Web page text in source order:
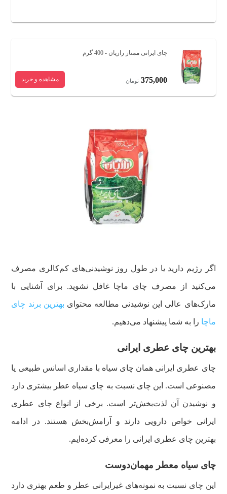
چای ایرانی ممتاز رازیان - 400 گرم
375,000 تومان مشاهده و خرید
اگر رژیم دارید یا در طول روز نوشیدنی‌های کم‌کالری مصرف
می‌کنید از مصرف چای ماچا غافل نشوید. برای آشنایی با
مارک‌های عالی این نوشیدنی مطالعه محتوای بهترین برند چای
ماچا را به شما پیشنهاد می‌دهیم.
بهترین چای عطری ایرانی
چای عطری ایرانی همان چای سیاه با مقداری اسانس طبیعی یا
مصنوعی است. این چای نسبت به چای سیاه عطر بیشتری دارد
و نوشیدن آن لذت‌بخش‌تر است. برخی از انواع چای عطری
ایرانی خواص دارویی دارند و آرامش‌بخش هستند. در ادامه
بهترین چای عطری ایرانی را معرفی کرده‌ایم.
چای سیاه معطر مهمان‌دوست
این چای نسبت به نمونه‌های غیرایرانی عطر و طعم بهتری دارد